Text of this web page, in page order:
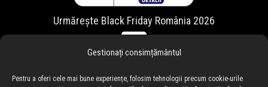
Gestionați consimțământul
Pentru a oferi cele mai bune experiențe, folosim tehnologii precum cookie-urile
Urmărește Black Friday România 2026